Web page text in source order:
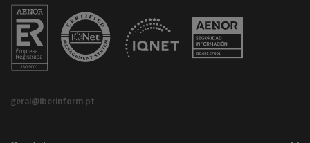
geral@iberinform.pt